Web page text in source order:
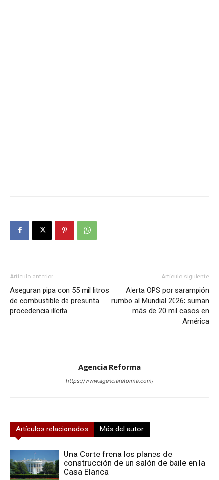
Artículo anterior
Aseguran pipa con 55 mil litros
de combustible de presunta
procedencia ilícita
Artículo siguiente
Alerta OPS por sarampión
rumbo al Mundial 2026; suman
más de 20 mil casos en
América
Agencia Reforma
https://www.agenciareforma.com/
Artículos relacionados Más del autor
Una Corte frena los planes de
construcción de un salón de baile en la
Casa Blanca